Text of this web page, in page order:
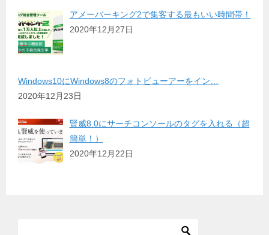
アメーバーキング2で集客する最もいい時間帯！
2020年12月27日
Windows10にWindows8のフォトビューアーをイン…
2020年12月23日
賢威8.0にサーチコンソールのタグを入れる（超
簡単！）
2020年12月22日